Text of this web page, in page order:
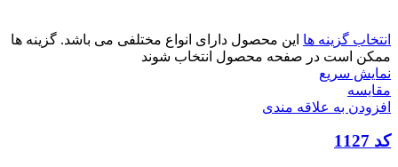
انتخاب گزینه ها این محصول دارای انواع مختلفی می باشد. گزینه ها
ممکن است در صفحه محصول انتخاب شوند
نمایش سریع
مقايسه
افزودن به علاقه مندی
کد 1127